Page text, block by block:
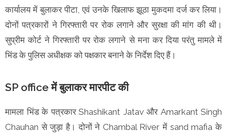
कार्यालय में बुलाकर पीटा, एवं उनके खिलाफ झूठा मुकदमा दर्ज कर लिया।
दोनों पत्रकारों ने गिरफ्तारी पर रोक लगाने और सुरक्षा की मांग की थी।
सुप्रीम कोर्ट ने गिरफ्तारी पर रोक लगाने से मना कर दिया परंतु मामले में
भिंड के पुलिस अधीक्षक को पक्षकार बनाने के निर्देश दिए हैं।
SP office में बुलाकर मारपीट की
मामला भिंड के पत्रकार Shashikant Jatav और Amarkant Singh
Chauhan से जुड़ा है। दोनों ने Chambal River में sand mafia के